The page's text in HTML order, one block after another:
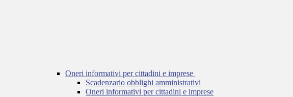
Oneri informativi per cittadini e imprese
Scadenzario obblighi amministrativi
Oneri informativi per cittadini e imprese